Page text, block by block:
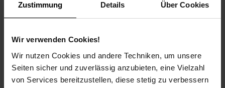
Zustimmung Details Über Cookies
Wir verwenden Cookies!
Wir nutzen Cookies und andere Techniken, um unsere
Seiten sicher und zuverlässig anzubieten, eine Vielzahl
von Services bereitzustellen, diese stetig zu verbessern
Abmessungen
Breite: 110 cm
Tiefe: 56 cm
Tischplatte (B x T): 109 x 55 cm
Tischrandstärke: 3,5 cm